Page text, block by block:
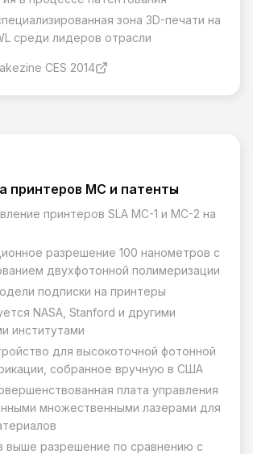
зона 3D-печати на
среди лидеров отрасли
CES 2014
принтеров MC и патенты
принтеров SLA MC-1 и MC-2 на
разрешение 100 нанометров с
двухфотонной полимеризации
подписки на принтеры
NASA, Stanford и другими
институтами
для высокоточной фотонной
собранное вручную в США
плата управления
множественными лазерами для
выше разрешение по сравнению с